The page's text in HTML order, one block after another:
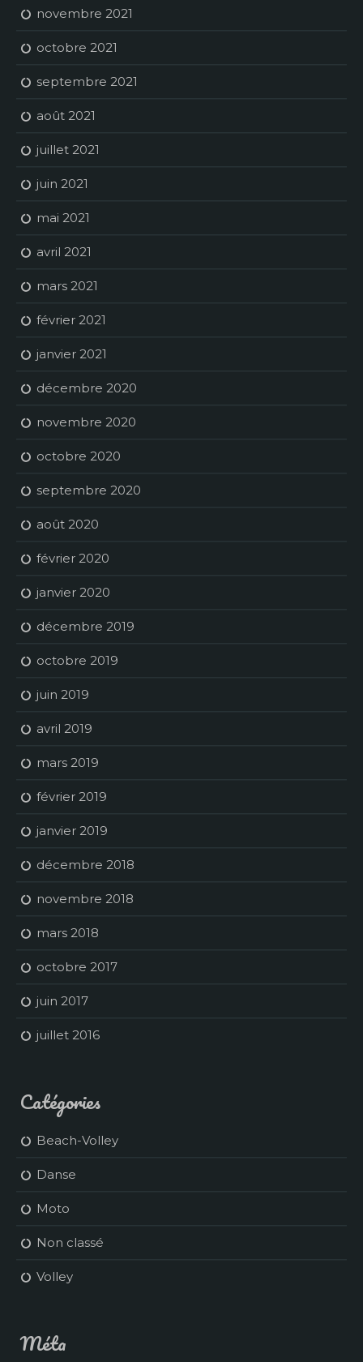
novembre 2021
octobre 2021
septembre 2021
août 2021
juillet 2021
juin 2021
mai 2021
avril 2021
mars 2021
février 2021
janvier 2021
décembre 2020
novembre 2020
octobre 2020
septembre 2020
août 2020
février 2020
janvier 2020
décembre 2019
octobre 2019
juin 2019
avril 2019
mars 2019
février 2019
janvier 2019
décembre 2018
novembre 2018
mars 2018
octobre 2017
juin 2017
juillet 2016
Catégories
Beach-Volley
Danse
Moto
Non classé
Volley
Méta